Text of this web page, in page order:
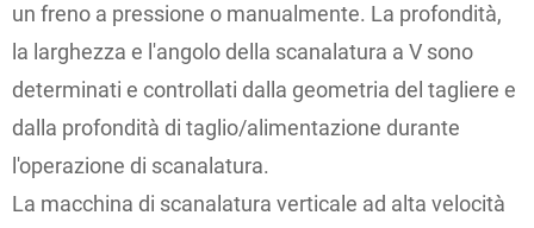
un freno a pressione o manualmente. La profondità,
la larghezza e l'angolo della scanalatura a V sono
determinati e controllati dalla geometria del tagliere e
dalla profondità di taglio/alimentazione durante
l'operazione di scanalatura.
La macchina di scanalatura verticale ad alta velocità